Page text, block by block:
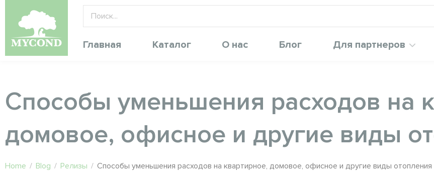
Главная Каталог О нас Блог Для партнеров
Способы уменьшения расходов на
домовое, офисное и другие виды
Home / Blog / Релизы / Способы уменьшения расходов на квартирное, домовое, офисное и другие виды отопления